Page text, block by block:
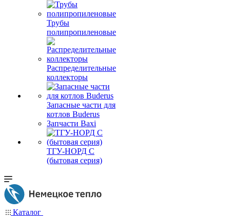
Трубы
полипропиленовые
Распределительные
коллекторы
Запасные части для
котлов Buderus
Запчасти Baxi
ТГУ-НОРД С
(бытовая серия)
Каталог